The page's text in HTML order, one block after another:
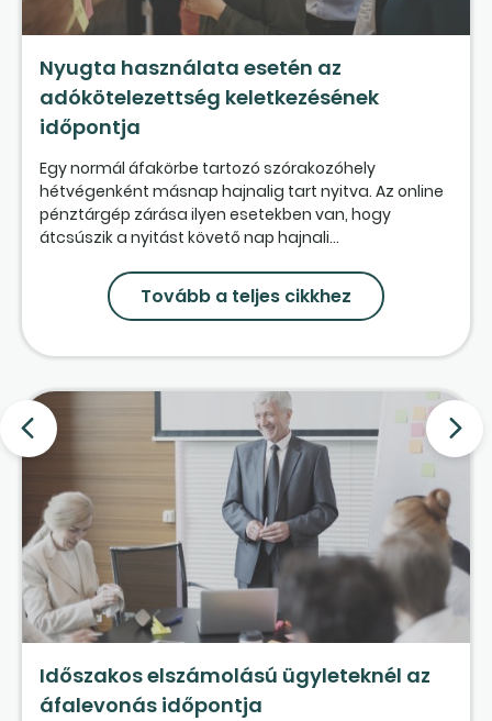
Nyugta használata esetén az
adókötelezettség keletkezésének
időpontja
Egy normál áfakörbe tartozó szórakozóhely
hétvégenként másnap hajnalig tart nyitva. Az online
pénztárgép zárása ilyen esetekben van, hogy
átcsúszik a nyitást követő nap hajnali...
Tovább a teljes cikkhez
Időszakos elszámolású ügyleteknél az
áfalevonás időpontja